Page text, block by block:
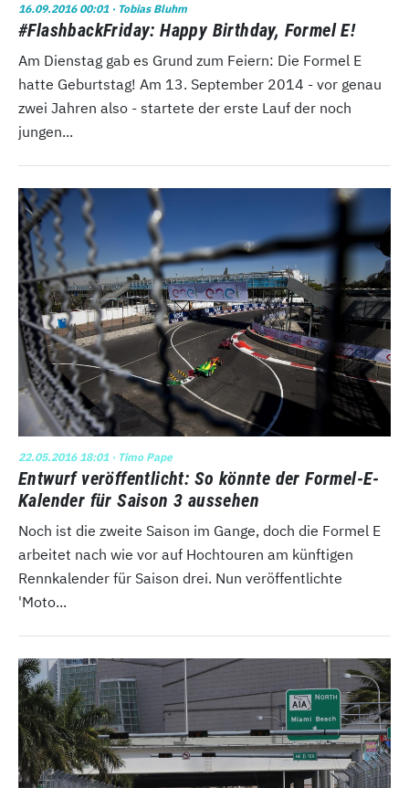
16.09.2016 00:01· Tobias Bluhm
#FlashbackFriday: Happy Birthday, Formel E!
Am Dienstag gab es Grund zum Feiern: Die Formel E
hatte Geburtstag! Am 13. September 2014 - vor genau
zwei Jahren also - startete der erste Lauf der noch
jungen...
22.05.2016 18:01 · Timo Pape
Entwurf veröffentlicht: So könnte der Formel-E-
Kalender für Saison 3 aussehen
Noch ist die zweite Saison im Gange, doch die Formel E
arbeitet nach wie vor auf Hochtouren am künftigen
Rennkalender für Saison drei. Nun veröffentlichte
'Moto...